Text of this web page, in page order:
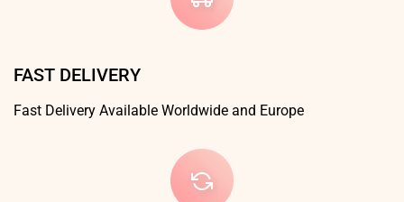
FAST DELIVERY
Fast Delivery Available Worldwide and Europe